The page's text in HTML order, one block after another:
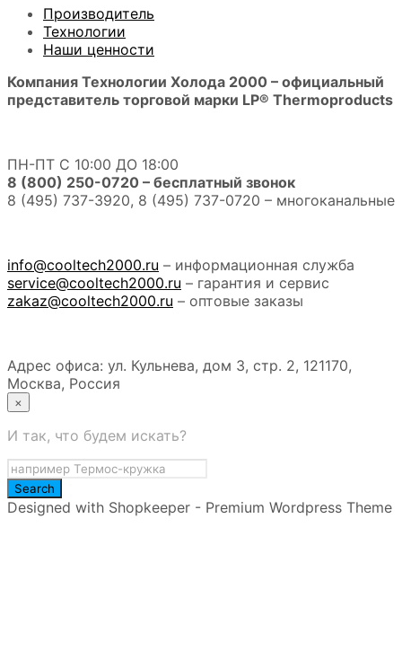
Производитель
Технологии
Наши ценности
Компания Технологии Холода 2000 – официальный
представитель торговой марки LP® Thermoproducts
ПН-ПТ С 10:00 ДО 18:00
8 (800) 250-0720 – бесплатный звонок
8 (495) 737-3920, 8 (495) 737-0720 – многоканальные
info@cooltech2000.ru – информационная служба
service@cooltech2000.ru – гарантия и сервис
zakaz@cooltech2000.ru – оптовые заказы
Адрес офиса: ул. Кульнева, дом 3, стр. 2, 121170,
Москва, Россия
×
И так, что будем искать?
Designed with Shopkeeper - Premium Wordpress Theme